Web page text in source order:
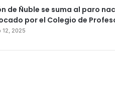
de Ñuble se suma al paro
por el Colegio de
12, 2025